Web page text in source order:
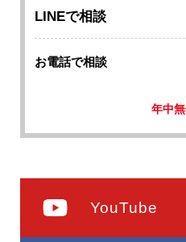
LINEで相談
お電話で相談
年中
YouTube